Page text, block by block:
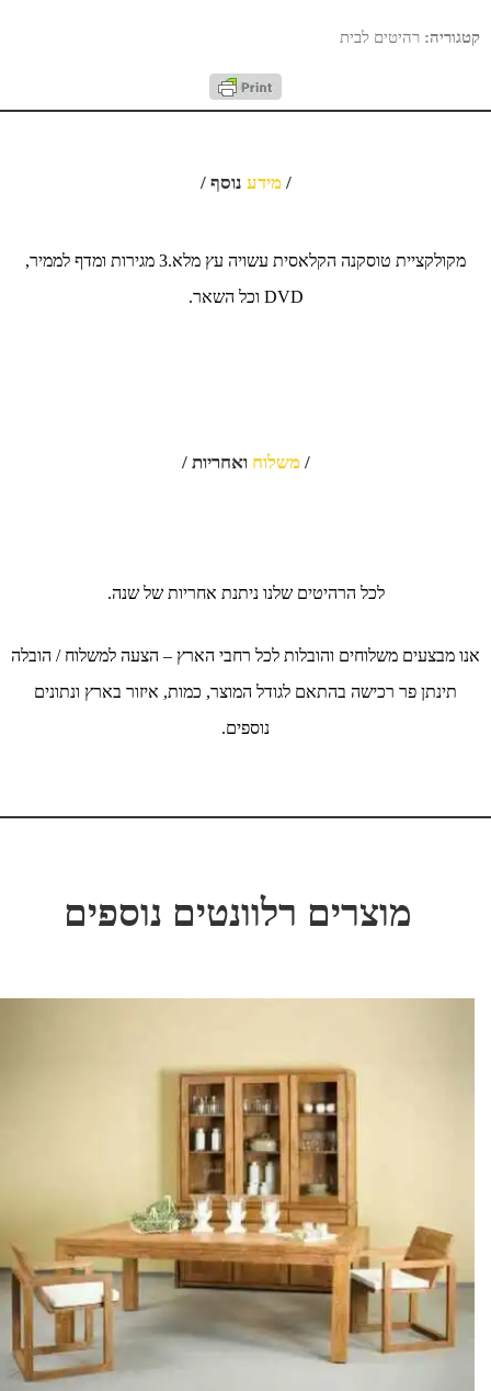
קטגוריה: רהיטים לבית
/ מידע נוסף /
מקולקציית טוסקנה הקלאסית עשויה עץ מלא.3 מגירות ומדף לממיר,
DVD וכל השאר.
/משלוח ואחריות /
לכל הרהיטים שלנו ניתנת אחריות של שנה.
אנו מבצעים משלוחים והובלות לכל רחבי הארץ – הצעה למשלוח / הובלה
תינתן פר רכישה בהתאם לגודל המוצר, כמות, איזור בארץ ונתונים
נוספים.
מוצרים רלוונטים נוספים